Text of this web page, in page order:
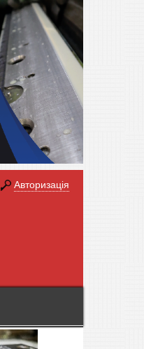
Авторизація